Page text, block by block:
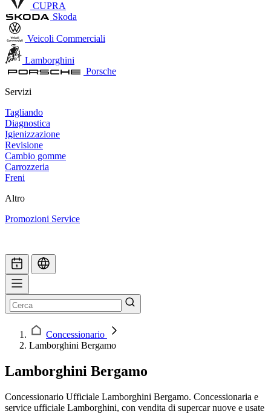
CUPRA
Skoda
Veicoli Commerciali
Lamborghini
Porsche
Servizi
Tagliando
Diagnostica
Igienizzazione
Revisione
Cambio gomme
Carrozzeria
Freni
Altro
Promozioni Service
Concessionario
Lamborghini Bergamo
Lamborghini Bergamo
Concessionario Ufficiale Lamborghini Bergamo. Concessionaria e
service ufficiale Lamborghini, con vendita di supercar nuove e usate